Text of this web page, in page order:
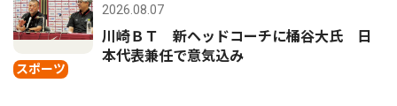
スポーツ
2026.08.07
川崎ＢＴ 新ヘッドコーチに桶谷大氏 日
本代表兼任で意気込み